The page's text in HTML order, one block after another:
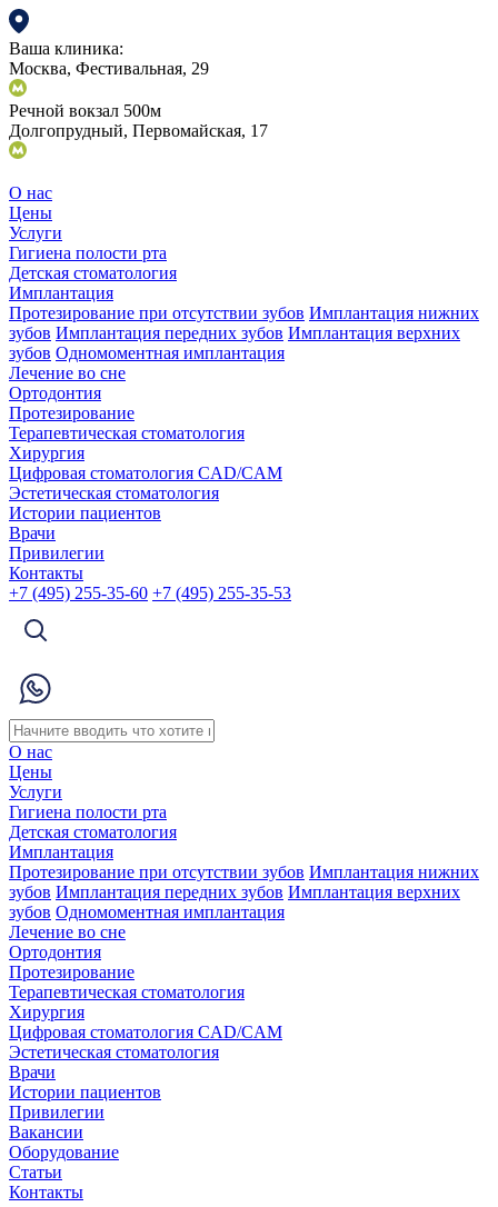
Ваша клиника:
Москва, Фестивальная, 29
Речной вокзал 500м
Долгопрудный, Первомайская, 17
О нас
Цены
Услуги
Гигиена полости рта
Детская стоматология
Имплантация
Протезирование при отсутствии зубов Имплантация нижних
зубов Имплантация передних зубов Имплантация верхних
зубов Одномоментная имплантация
Лечение во сне
Ортодонтия
Протезирование
Терапевтическая стоматология
Хирургия
Цифровая стоматология CAD/CAM
Эстетическая стоматология
Истории пациентов
Врачи
Привилегии
Контакты
+7 (495) 255-35-60 +7 (495) 255-35-53
О нас
Цены
Услуги
Гигиена полости рта
Детская стоматология
Имплантация
Протезирование при отсутствии зубов Имплантация нижних
зубов Имплантация передних зубов Имплантация верхних
зубов Одномоментная имплантация
Лечение во сне
Ортодонтия
Протезирование
Терапевтическая стоматология
Хирургия
Цифровая стоматология CAD/CAM
Эстетическая стоматология
Врачи
Истории пациентов
Привилегии
Вакансии
Оборудование
Статьи
Контакты